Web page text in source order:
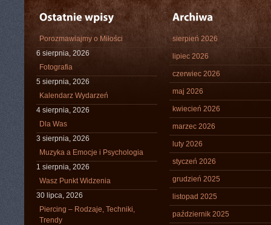
Porozmawiajmy o Miłości
6 sierpnia, 2026
Fotografia
5 sierpnia, 2026
Kalendarz Wydarzeń
4 sierpnia, 2026
Dla Was
3 sierpnia, 2026
Muzyka a Emocje i Psychologia
1 sierpnia, 2026
Wasz Punkt Widzenia
30 lipca, 2026
Piercing – Rodzaje, Techniki,
Trendy
sierpień 2026
lipiec 2026
czerwiec 2026
maj 2026
kwiecień 2026
marzec 2026
luty 2026
styczeń 2026
grudzień 2025
listopad 2025
październik 2025